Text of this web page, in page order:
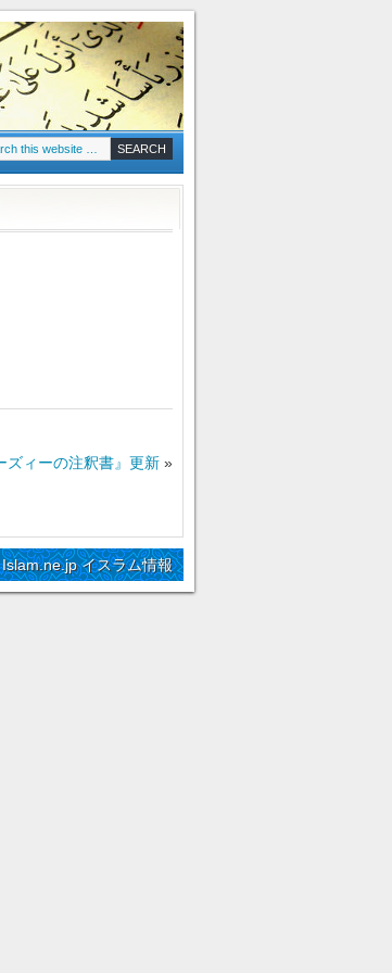
ズィーの注釈書』更新 »
イスラム情報